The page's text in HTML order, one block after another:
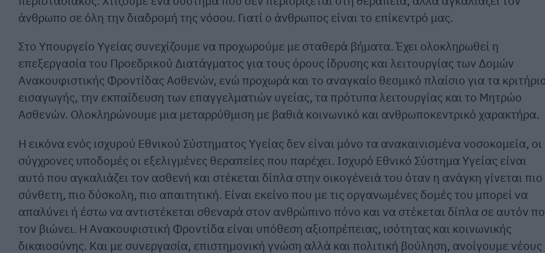
άνθρωπο σε όλη την διαδρομή της νόσου. Γιατί ο άνθρωπος είναι το επίκεντρό μας.
Στο Υπουργείο Υγείας συνεχίζουμε να προχωρούμε με σταθερά βήματα. Έχει ολοκληρωθεί η
επεξεργασία του Προεδρικού Διατάγματος για τους όρους ίδρυσης και λειτουργίας των Δομών
Ανακουφιστικής Φροντίδας Ασθενών, ενώ προχωρά και το αναγκαίο θεσμικό πλαίσιο για τα
εισαγωγής, την εκπαίδευση των επαγγελματιών υγείας, τα πρότυπα λειτουργίας και το Μητρώο
Ασθενών. Ολοκληρώνουμε μια μεταρρύθμιση με βαθιά κοινωνικό και ανθρωποκεντρικό χαρακτήρα.
Η εικόνα ενός ισχυρού Εθνικού Σύστηματος Υγείας δεν είναι μόνο τα ανακαινισμένα νοσοκομεία, οι
σύγχρονες υποδομές οι εξελιγμένες θεραπείες που παρέχει. Ισχυρό Εθνικό Σύστημα Υγείας είναι
αυτό που αγκαλιάζει τον ασθενή και στέκεται δίπλα στην οικογένειά του όταν η ανάγκη γίνεται πιο
σύνθετη, πιο δύσκολη, πιο απαιτητική. Είναι εκείνο που με τις οργανωμένες δομές του μπορεί να
απαλύνει ή έστω να αντιστέκεται σθεναρά στον ανθρώπινο πόνο και να στέκεται δίπλα σε αυτόν
τον βιώνει. Η Ανακουφιστική Φροντίδα είναι υπόθεση αξιοπρέπειας, ισότητας και κοινωνικής
δικαιοσύνης. Και με συνεργασία, επιστημονική γνώση αλλά και πολιτική βούληση, ανοίγουμε νέους